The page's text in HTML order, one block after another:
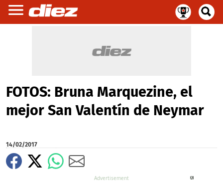
FOTOS: Bruna Marquezine, el
mejor San Valentín de Neymar
14/02/2017
X